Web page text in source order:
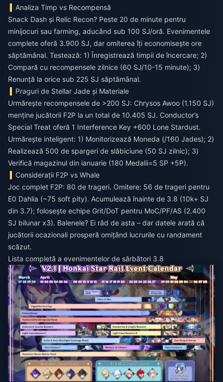
Analiza Timp vs Recompensă
Snack Dash și Relic Recon? Peste 20 de minute pentru
minijocuri sau farming, aducând sub 100 SJ/oră. Evenimentele
complete oferă 3.900 SJ, dar omiterea îți economisește ore
săptămânal. Testează: 1) Înregistrează timpii de încercare; 2)
Compară cu recompensele zilnice (60 SJ/10-15 minute); 3)
Renunță la orice sub 225 SJ săptămânal.
Praguri de Stellar Jade și Materiale
Urmărește recompensele de >200 SJ: Chrysos Awoo (1.150 SJ)
menține jucătorii F2P la un total de 10.405 SJ. Conductor’s
Special Treat oferă 1 Interference Key +600 Lone Stardust.
Urmărește inteligent: 1) Monitorizează Moneda (/160 Jades); 2)
Realizează 500 de spargeri de slăbiciune (50 SJ zilnic); 3)
Verifică magazinul din ianuarie (180 Medalii=5 SP +5P).
Considerații F2P vs Whale
Joc complet F2P: 80 de trageri. Omitere: 56 de trageri pentru
E0 Dahlia (~75 soft pity). Acumulează înainte de 3.8 (10k+ SJ
din 3.7); folosește echipe Grit/DoT pentru MoC/PF/AS (2.400
SJ bilunar x3). Balenele? Ei râd de asta – dar datele arată că
jucătorii ocazionali prosperă omițând lucrurile cu randament
scăzut.
Lista completă a evenimentelor de sărbători 3.8